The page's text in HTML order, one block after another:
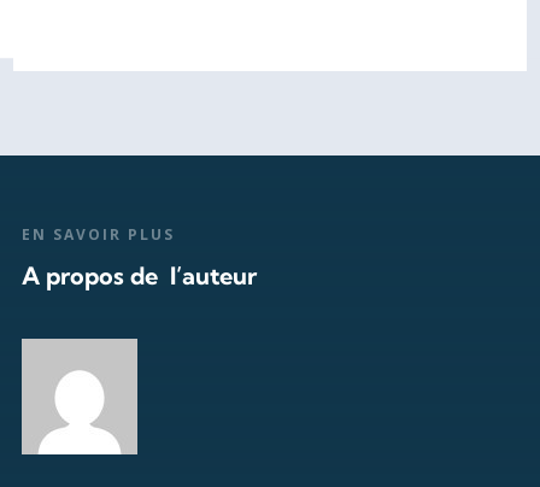
EN SAVOIR PLUS
A propos de l’auteur